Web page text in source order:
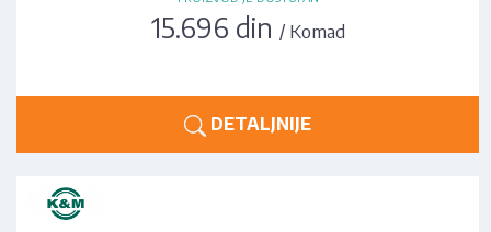
15.696 din / Komad
DETALJNIJE